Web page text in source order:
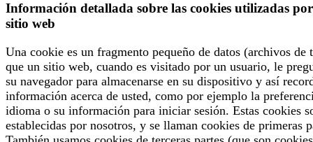
Información detallada sobre las cookies utilizadas por
sitio web
Una cookie es un fragmento pequeño de datos (archivos de
que un sitio web, cuando es visitado por un usuario, le
su navegador para almacenarse en su dispositivo y así
información acerca de usted, como por ejemplo la
idioma o su información para iniciar sesión. Estas cookies
establecidas por nosotros, y se llaman cookies de primeras